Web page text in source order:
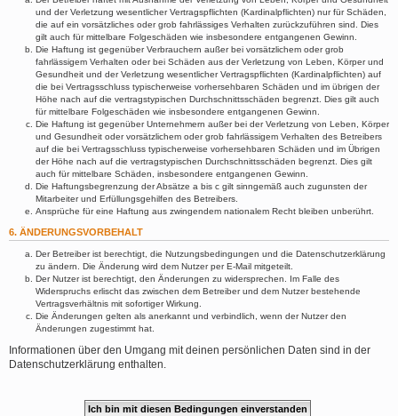
und der Verletzung wesentlicher Vertragspflichten (Kardinalpflichten) nur für Schäden,
die auf ein vorsätzliches oder grob fahrlässiges Verhalten zurückzuführen sind. Dies
gilt auch für mittelbare Folgeschäden wie insbesondere entgangenen Gewinn.
Die Haftung ist gegenüber Verbrauchern außer bei vorsätzlichem oder grob
fahrlässigem Verhalten oder bei Schäden aus der Verletzung von Leben, Körper und
Gesundheit und der Verletzung wesentlicher Vertragspflichten (Kardinalpflichten) auf
die bei Vertragsschluss typischerweise vorhersehbaren Schäden und im übrigen der
Höhe nach auf die vertragstypischen Durchschnittsschäden begrenzt. Dies gilt auch
für mittelbare Folgeschäden wie insbesondere entgangenen Gewinn.
Die Haftung ist gegenüber Unternehmern außer bei der Verletzung von Leben, Körper
und Gesundheit oder vorsätzlichem oder grob fahrlässigem Verhalten des Betreibers
auf die bei Vertragsschluss typischerweise vorhersehbaren Schäden und im Übrigen
der Höhe nach auf die vertragstypischen Durchschnittsschäden begrenzt. Dies gilt
auch für mittelbare Schäden, insbesondere entgangenen Gewinn.
Die Haftungsbegrenzung der Absätze a bis c gilt sinngemäß auch zugunsten der
Mitarbeiter und Erfüllungsgehilfen des Betreibers.
Ansprüche für eine Haftung aus zwingendem nationalem Recht bleiben unberührt.
6. ÄNDERUNGSVORBEHALT
Der Betreiber ist berechtigt, die Nutzungsbedingungen und die Datenschutzerklärung
zu ändern. Die Änderung wird dem Nutzer per E-Mail mitgeteilt.
Der Nutzer ist berechtigt, den Änderungen zu widersprechen. Im Falle des
Widerspruchs erlischt das zwischen dem Betreiber und dem Nutzer bestehende
Vertragsverhältnis mit sofortiger Wirkung.
Die Änderungen gelten als anerkannt und verbindlich, wenn der Nutzer den
Änderungen zugestimmt hat.
Informationen über den Umgang mit deinen persönlichen Daten sind in der
Datenschutzerklärung enthalten.